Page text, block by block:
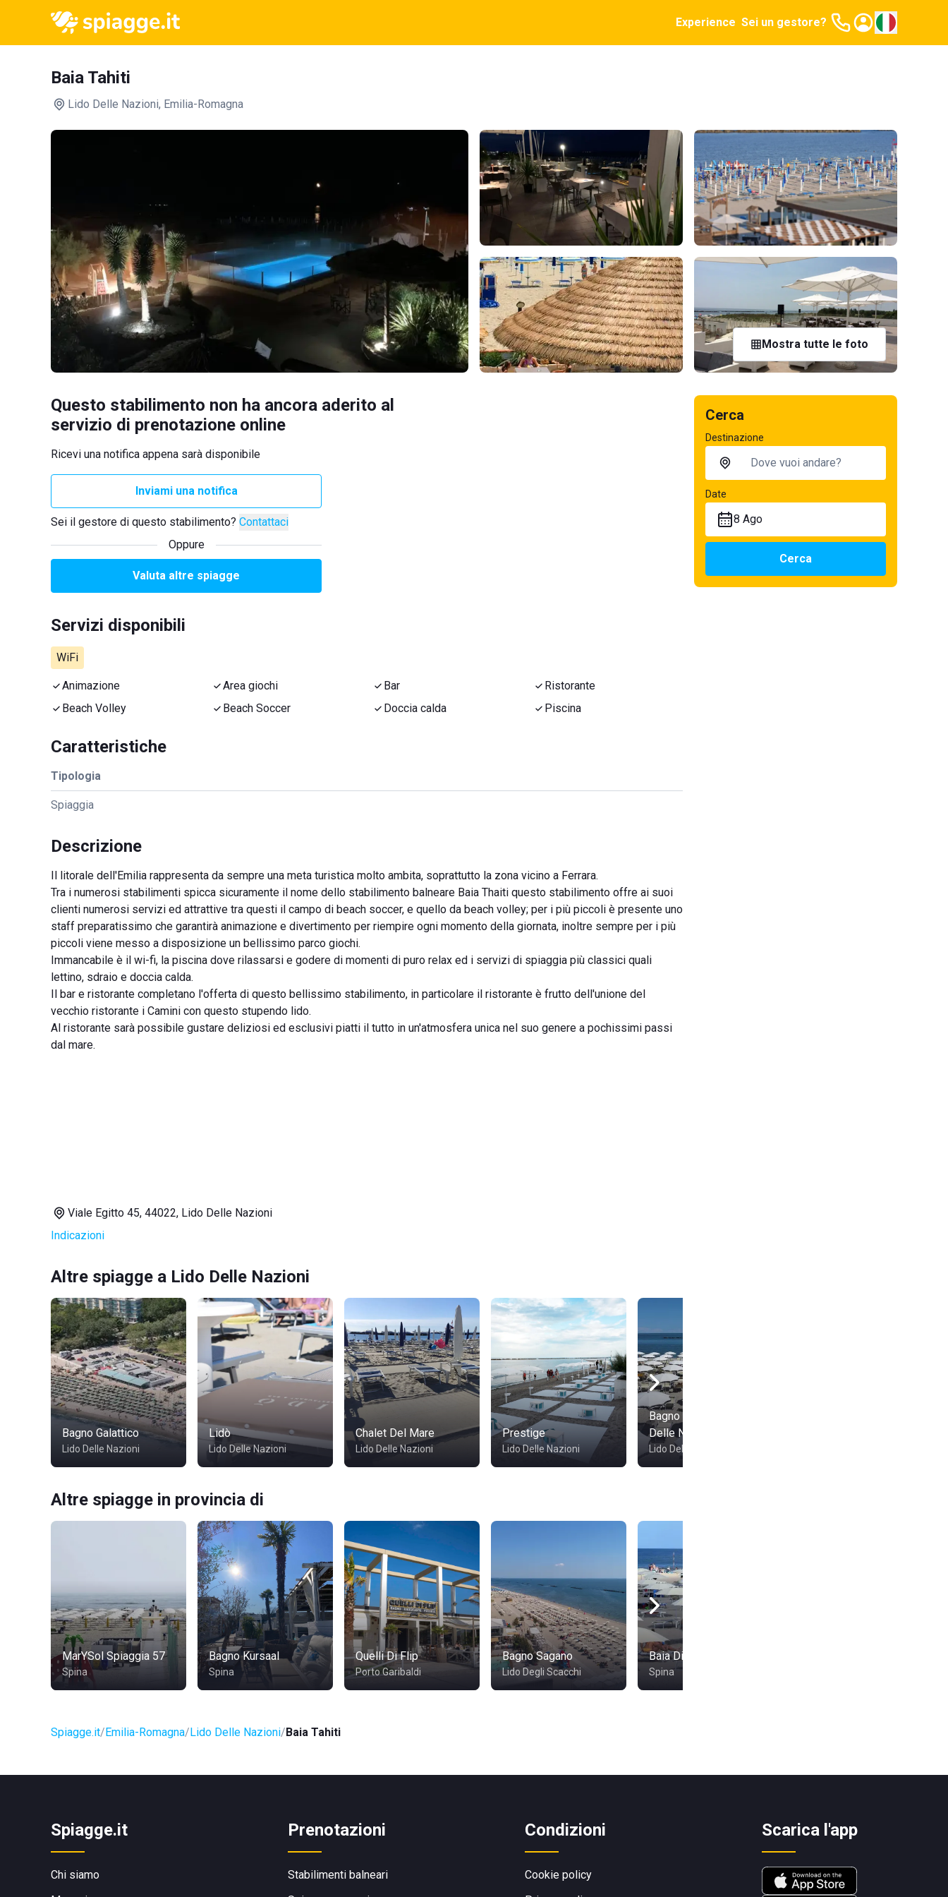
Experience Sei un gestore?
Baia Tahiti
Lido Delle Nazioni, Emilia-Romagna
Mostra tutte le foto
Questo stabilimento non ha ancora aderito al
servizio di prenotazione online
Ricevi una notifica appena sarà disponibile
Inviami una notifica
Sei il gestore di questo stabilimento? Contattaci
Oppure
Valuta altre spiagge
Servizi disponibili
WiFi
Animazione Area giochi Bar
Ristorante
Beach Volley
Beach Soccer Doccia calda Piscina
Caratteristiche
Tipologia
Spiaggia
Descrizione
Il litorale dell'Emilia rappresenta da sempre una meta turistica molto ambita, soprattutto la zona vicino a Ferrara.
Tra i numerosi stabilimenti spicca sicuramente il nome dello stabilimento balneare Baia Thaiti questo stabilimento offre ai suoi
clienti numerosi servizi ed attrattive tra questi il campo di beach soccer, e quello da beach volley; per i più piccoli è presente uno
staff preparatissimo che garantirà animazione e divertimento per riempire ogni momento della giornata, inoltre sempre per i più
piccoli viene messo a disposizione un bellissimo parco giochi.
Immancabile è il wi-fi, la piscina dove rilassarsi e godere di momenti di puro relax ed i servizi di spiaggia più classici quali
lettino, sdraio e doccia calda.
Il bar e ristorante completano l'offerta di questo bellissimo stabilimento, in particolare il ristorante è frutto dell'unione del
vecchio ristorante i Camini con questo stupendo lido.
Al ristorante sarà possibile gustare deliziosi ed esclusivi piatti il tutto in un'atmosfera unica nel suo genere a pochissimi passi
dal mare.
Viale Egitto 45, 44022, Lido Delle Nazioni
Indicazioni
Altre spiagge a Lido Delle Nazioni
Bagno Galattico
Lido Delle Nazioni
Lidò
Lido Delle Nazioni
Chalet Del Mare
Lido Delle Nazioni
Prestige
Lido Delle Nazioni
Bagno Aloha | Lido
Delle Nazioni
Lido Delle Nazioni
Altre spiagge in provincia di
MarYSol Spiaggia 57
Spina
Bagno Kursaal
Spina
Quelli Di Flip
Porto Garibaldi
Bagno Sagano
Lido Degli Scacchi
Baia Di Maui 44
Spina
Spiagge.it Emilia-Romagna Lido Delle Nazioni Baia Tahiti
Cerca
Destinazione
Date
8 Ago
Cerca
Spiagge.it
Chi siamo
Prenotazioni
Stabilimenti balneari
Condizioni
Cookie policy
Scarica l'app